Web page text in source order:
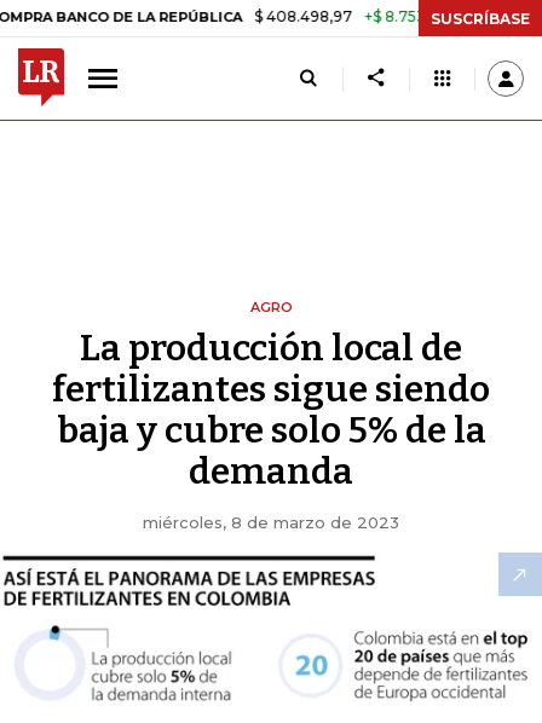
DE LA REPÚBLICA $ 408.498,97 +$ 8.753,81 +2,19% TASA DE
SUSCRÍBASE
AGRO
La producción local de
fertilizantes sigue siendo
baja y cubre solo 5% de la
demanda
miércoles, 8 de marzo de 2023